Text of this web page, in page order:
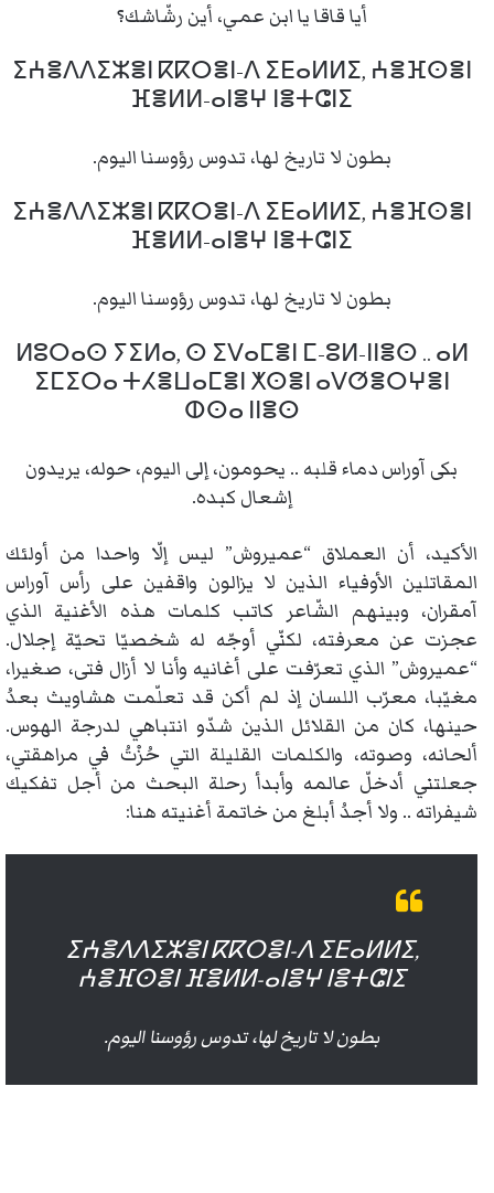
أيا قاقا يا ابن عمي، أين رشّاشك؟
ⵉⵄⴻⴷⴷⵉⵣⴻⵏ ⴽⴽⵔⴻⵏ-ⴷ ⵉⴹⴰⵍⵍⵉ, ⵄⴻⴼⵙⴻⵏ
ⴼⴻⵍⵍ-ⴰⵏⴻⵖ ⵏⴻⵜⵛⵏⵉ
بطون لا تاريخ لها، تدوس رؤوسنا اليوم.
ⵉⵄⴻⴷⴷⵉⵣⴻⵏ ⴽⴽⵔⴻⵏ-ⴷ ⵉⴹⴰⵍⵍⵉ, ⵄⴻⴼⵙⴻⵏ
ⴼⴻⵍⵍ-ⴰⵏⴻⵖ ⵏⴻⵜⵛⵏⵉ
بطون لا تاريخ لها، تدوس رؤوسنا اليوم.
ⵍⵓⵔⴰⵙ ⵢⵉⵍⴰ, ⵙ ⵉⴸⴰⵎⴻⵏ ⵎ-ⵓⵍ-ⵏⵏⴻⵙ .. ⴰⵍ
ⵉⵎⵉⵔⴰ ⵜⵃⴻⵡⴰⵎⴻⵏ ⵅⵙⴻⵏ ⴰⴸⵚⴻⵔⵖⴻⵏ
ⵀⵙⴰ ⵏⵏⴻⵙ
بكى آوراس دماء قلبه .. يحومون، إلى اليوم، حوله، يريدون
إشعال كبده.
الأكيد، أن العملاق “عميروش” ليس إلّا واحدا من أولئك
المقاتلين الأوفياء الذين لا يزالون واقفين على رأس آوراس
آمقران، وبينهم الشّاعر كاتب كلمات هذه الأغنية الذي
عجزت عن معرفته، لكنّي أوجّه له شخصيّا تحيّة إجلال.
“عميروش” الذي تعرّفت على أغانيه وأنا لا أزال فتى، صغيرا،
مغيّبا، معرّب اللسان إذ لم أكن قد تعلّمت هشاويث بعدُ
حينها، كان من القلائل الذين شدّو انتباهي لدرجة الهوس.
ألحانه، وصوته، والكلمات القليلة التي حُزْتُ في مراهقتي،
جعلتني أدخلّ عالمه وأبدأ رحلة البحث من أجل تفكيك
شيفراته .. ولا أجدُ أبلغ من خاتمة أغنيته هنا:
ⵉⵄⴻⴷⴷⵉⵣⴻⵏ ⴽⴽⵔⴻⵏ-ⴷ ⵉⴹⴰⵍⵍⵉ,
ⵄⴻⴼⵙⴻⵏ ⴼⴻⵍⵍ-ⴰⵏⴻⵖ ⵏⴻⵜⵛⵏⵉ
بطون لا تاريخ لها، تدوس رؤوسنا اليوم.